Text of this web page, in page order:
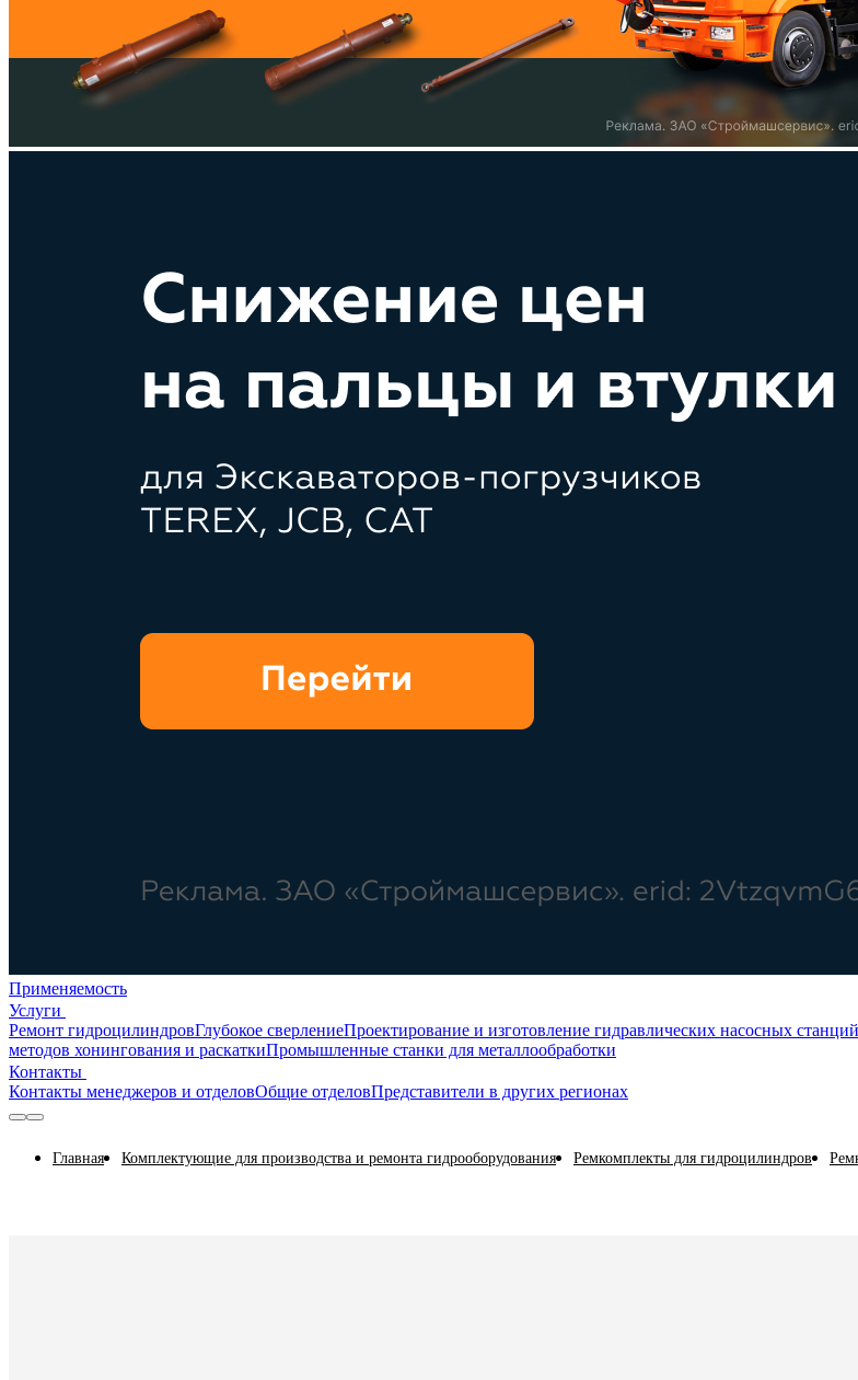
Применяемость
Услуги
Ремонт гидроцилиндровГлубокое сверлениеПроектирование и изготовление гидравлических насосных станций
методов хонингования и раскаткиПромышленные станки для металлообработки
Контакты
Контакты менеджеров и отделовОбщие отделовПредставители в других регионах
Главная Комплектующие для производства и ремонта гидрооборудования Ремкомплекты для гидроцилиндров